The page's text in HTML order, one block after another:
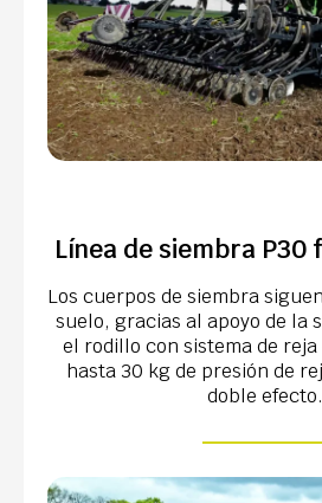
Línea de siembra P30
Los cuerpos de siembra
suelo, gracias al apoyo de la
el rodillo con sistema de
hasta 30 kg de presión de
doble efecto.